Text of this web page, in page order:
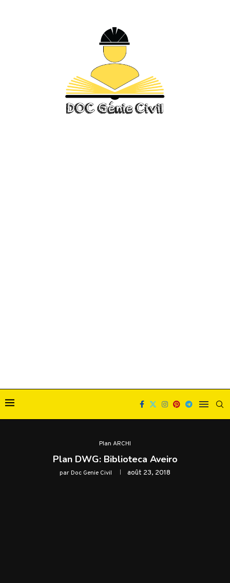
Plan ARCHI
Plan DWG: Biblioteca Aveiro
parDoc Genie Civil août 23, 2018